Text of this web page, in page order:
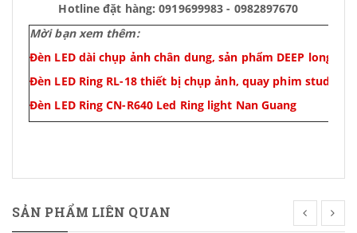
Hotline đặt hàng: 0919699983 - 0982897670
Mời bạn xem thêm:
Đèn LED dài chụp ảnh chân dung, sản phẩm DEEP long led
Đèn LED Ring RL-18 thiết bị chụp ảnh, quay phim studio
Đèn LED Ring CN-R640 Led Ring light Nan Guang
SẢN PHẨM LIÊN QUAN